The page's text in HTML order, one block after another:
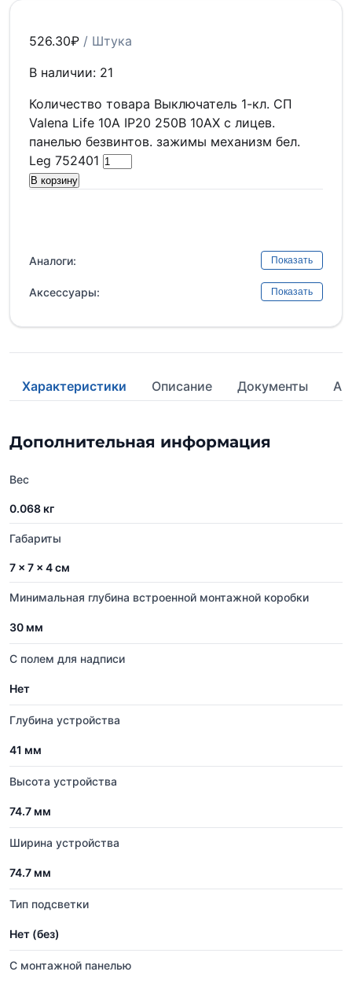
526.30₽ / Штука
В наличии: 21
Количество товара Выключатель 1-кл. СП
Valena Life 10А IP20 250В 10AX с лицев.
панелью безвинтов. зажимы механизм бел.
Leg 752401
В корзину
Аналоги: Показать
Аксессуары: Показать
Характеристики Описание Документы
Дополнительная информация
Вес
0.068 кг
Габариты
7 × 7 × 4 см
Минимальная глубина встроенной монтажной коробки
30 мм
С полем для надписи
Нет
Глубина устройства
41 мм
Высота устройства
74.7 мм
Ширина устройства
74.7 мм
Тип подсветки
Нет (без)
С монтажной панелью